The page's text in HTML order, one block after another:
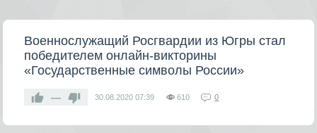
Военнослужащий Росгвардии из Югры стал
победителем онлайн-викторины
«Государственные символы России»
— 30.08.2020 07:39 610 0